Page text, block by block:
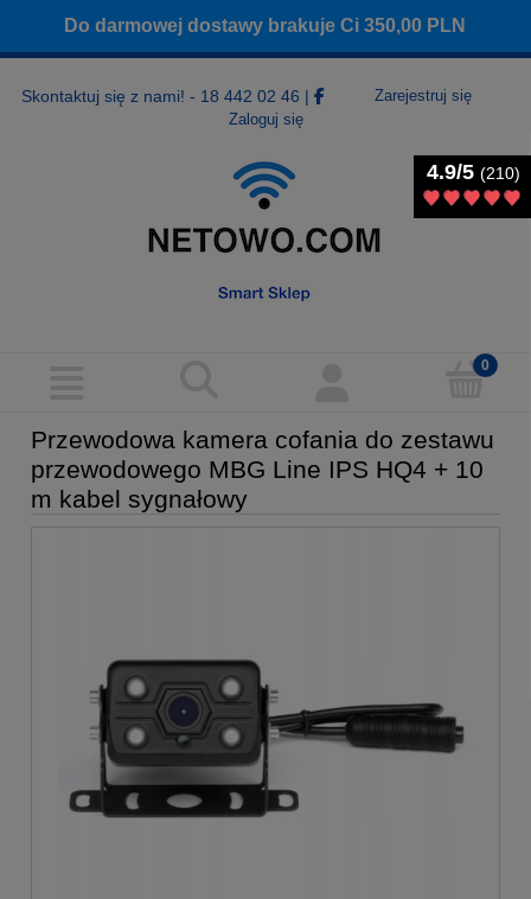
Do darmowej dostawy brakuje Ci350,00 PLN
Skontaktuj się z nami! - 18 442 02 46 |
Zarejestruj się
Zaloguj się
Przewodowa kamera cofania do zestawu
przewodowego MBG Line IPS HQ4 + 10
m kabel sygnałowy
4.9/5 (210)
4.9/5 (210)